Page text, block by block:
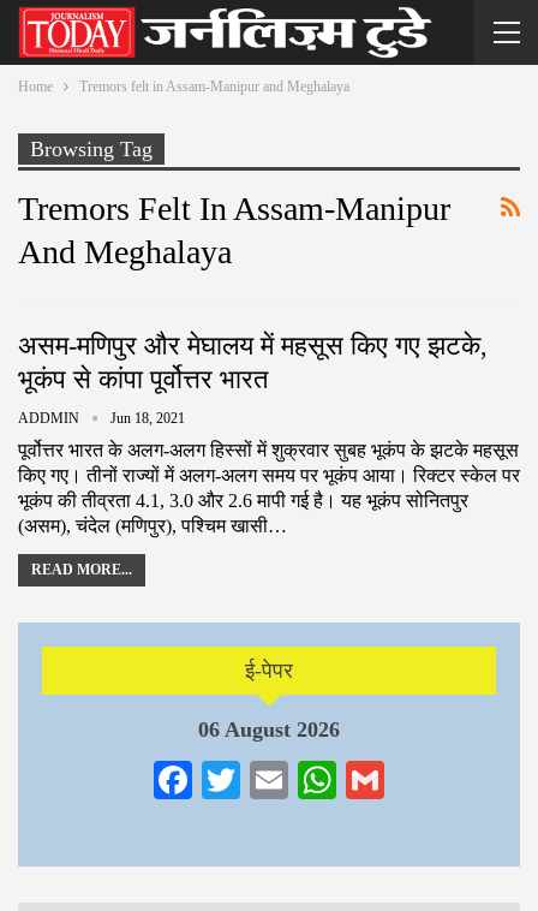
Home Tremors felt in Assam-Manipur and Meghalaya
Browsing Tag
Tremors Felt In Assam-Manipur
And Meghalaya
असम-मणिपुर और मेघालय में महसूस किए गए झटके,
भूकंप से कांपा पूर्वोत्तर भारत
ADDMIN Jun 18, 2021
पूर्वोत्तर भारत के अलग-अलग हिस्सों में शुक्रवार सुबह भूकंप के झटके महसूस
किए गए। तीनों राज्यों में अलग-अलग समय पर भूकंप आया। रिक्टर स्केल पर
भूकंप की तीव्रता 4.1, 3.0 और 2.6 मापी गई है। यह भूकंप सोनितपुर
(असम), चंदेल (मणिपुर), पश्चिम खासी…
READ MORE...
ई-पेपर
06 August 2026
Facebook
Twitter
EmailWhatsApp